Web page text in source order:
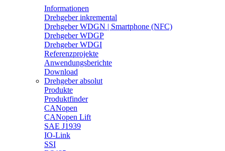
Informationen
Drehgeber inkremental
Drehgeber WDGN | Smartphone (NFC)
Drehgeber WDGP
Drehgeber WDGI
Referenzprojekte
Anwendungsberichte
Download
Drehgeber absolut
Produkte
Produktfinder
CANopen
CANopen Lift
SAE J1939
IO-Link
SSI